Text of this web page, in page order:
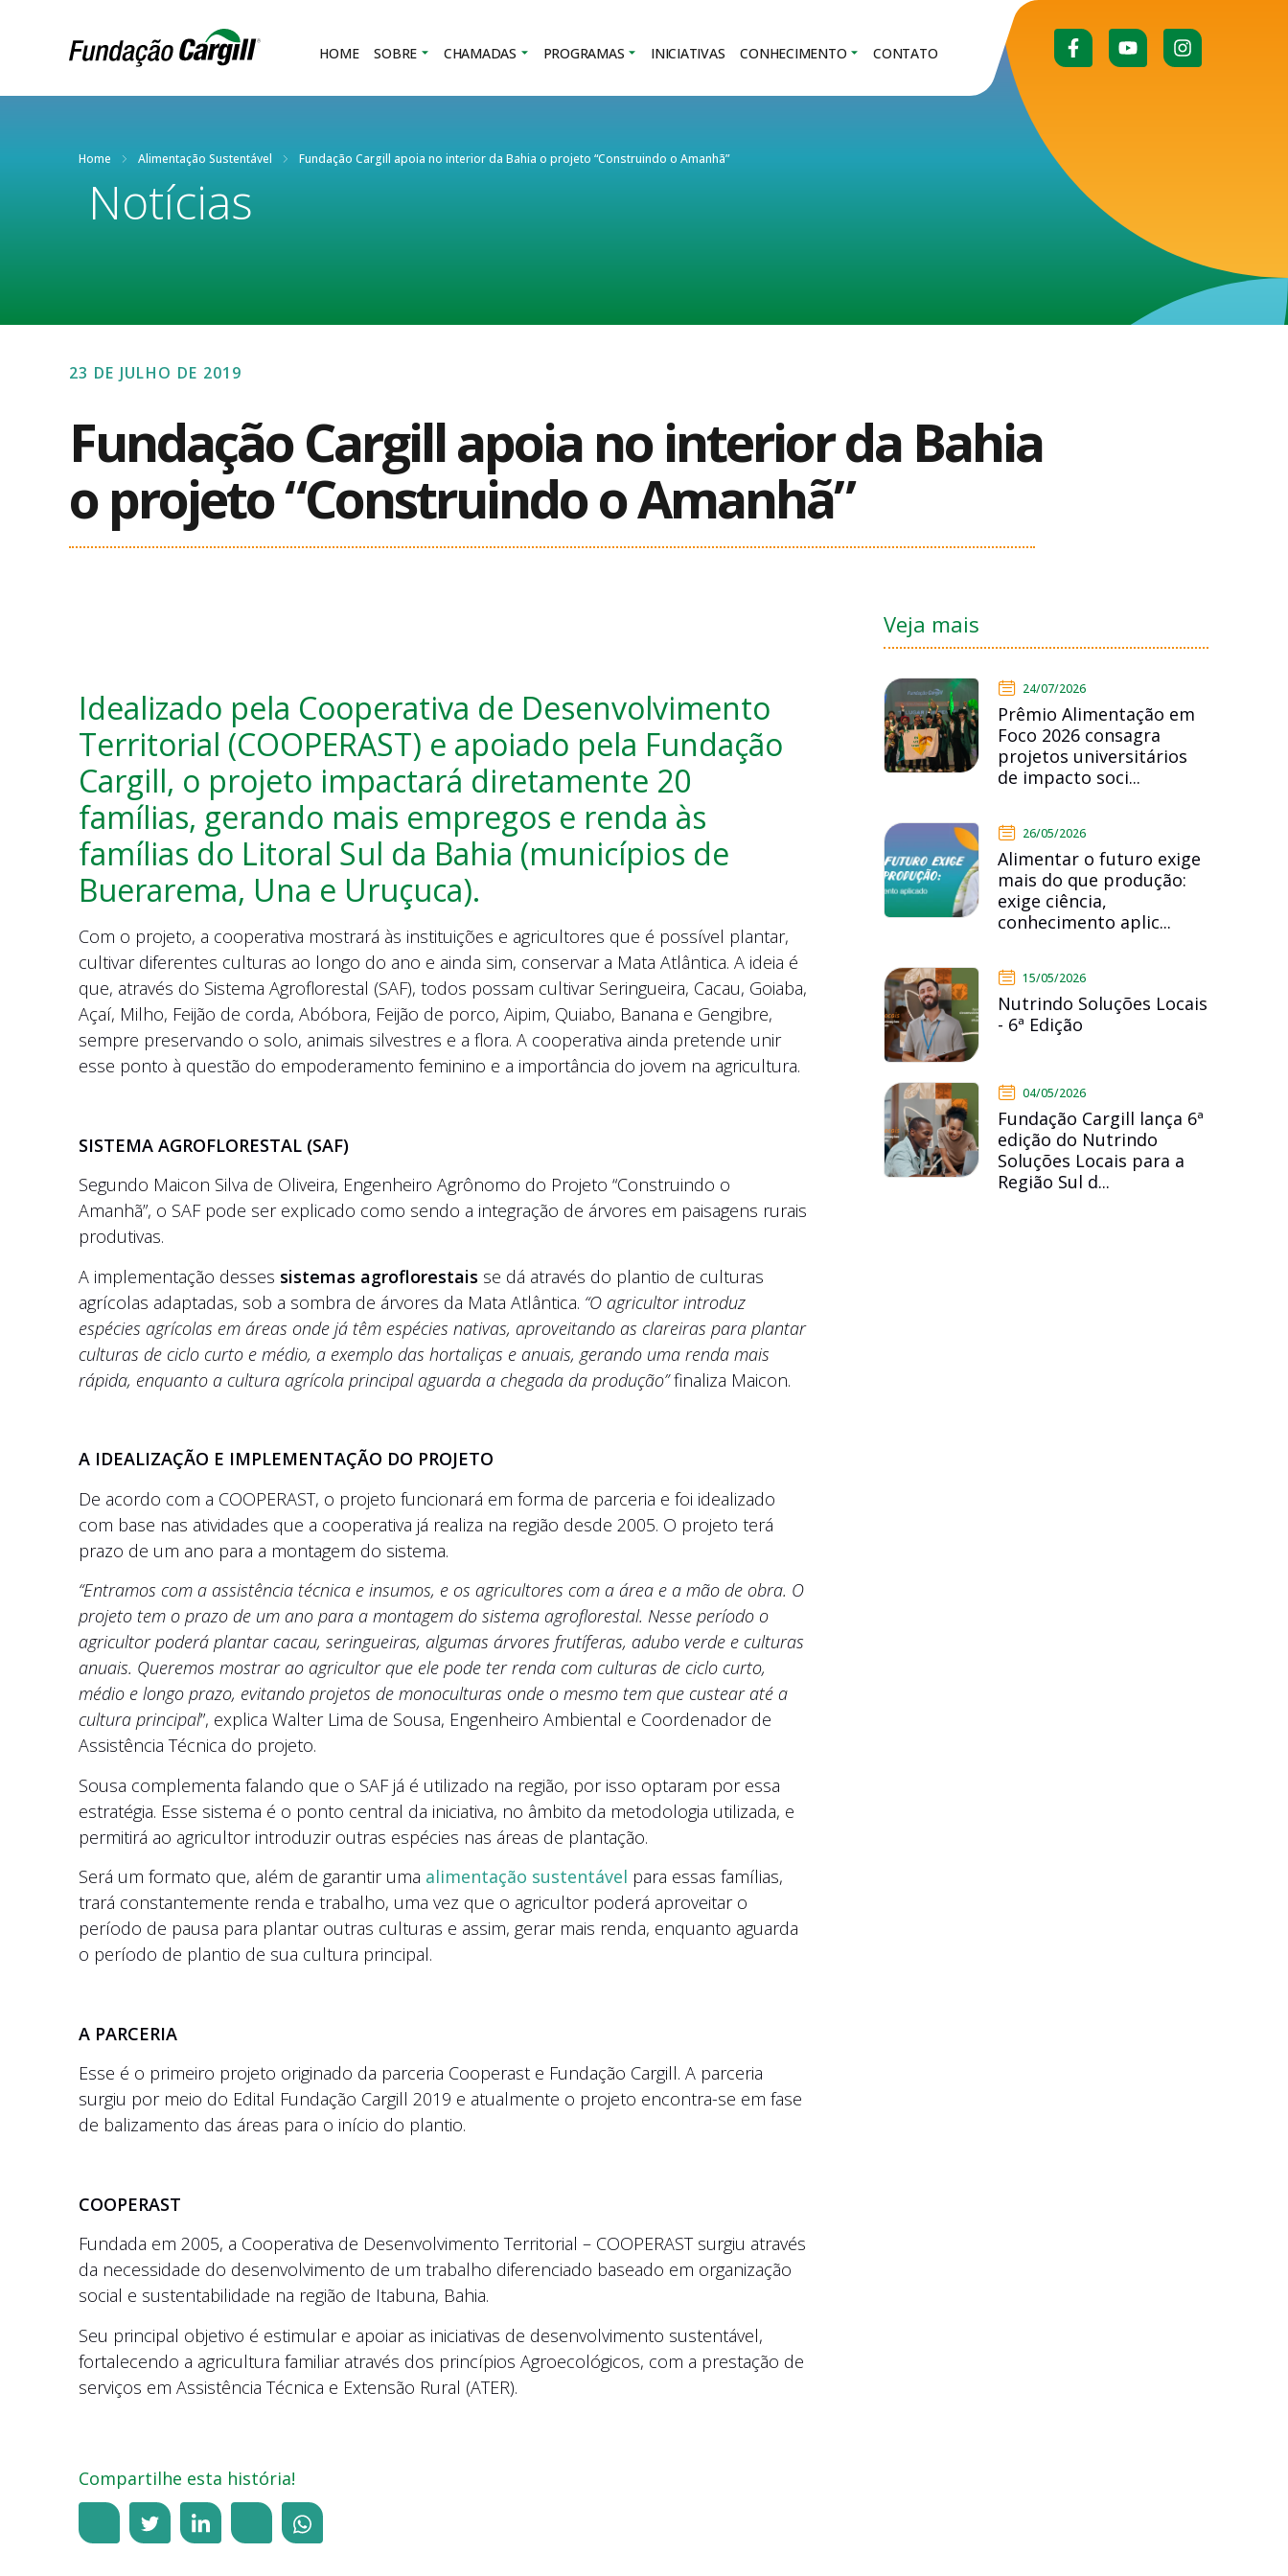
HOME SOBRE CHAMADAS PROGRAMAS INICIATIVAS CONHECIMENTO CONTATO
Home Alimentação Sustentável Fundação Cargill apoia no interior da Bahia o projeto “Construindo o Amanhã”
Notícias
23 DE JULHO DE 2019
Fundação Cargill apoia no interior da Bahia
o projeto “Construindo o Amanhã”
Idealizado pela Cooperativa de Desenvolvimento
Territorial (COOPERAST) e apoiado pela Fundação
Cargill, o projeto impactará diretamente 20
famílias, gerando mais empregos e renda às
famílias do Litoral Sul da Bahia (municípios de
Buerarema, Una e Uruçuca).
Com o projeto, a cooperativa mostrará às instituições e agricultores que é possível plantar,
cultivar diferentes culturas ao longo do ano e ainda sim, conservar a Mata Atlântica. A ideia é
que, através do Sistema Agroflorestal (SAF), todos possam cultivar Seringueira, Cacau, Goiaba,
Açaí, Milho, Feijão de corda, Abóbora, Feijão de porco, Aipim, Quiabo, Banana e Gengibre,
sempre preservando o solo, animais silvestres e a flora. A cooperativa ainda pretende unir
esse ponto à questão do empoderamento feminino e a importância do jovem na agricultura.
SISTEMA AGROFLORESTAL (SAF)
Segundo Maicon Silva de Oliveira, Engenheiro Agrônomo do Projeto “Construindo o
Amanhã”, o SAF pode ser explicado como sendo a integração de árvores em paisagens rurais
produtivas.
A implementação desses sistemas agroflorestais se dá através do plantio de culturas
agrícolas adaptadas, sob a sombra de árvores da Mata Atlântica. “O agricultor introduz
espécies agrícolas em áreas onde já têm espécies nativas, aproveitando as clareiras para plantar
culturas de ciclo curto e médio, a exemplo das hortaliças e anuais, gerando uma renda mais
rápida, enquanto a cultura agrícola principal aguarda a chegada da produção”finaliza Maicon.
A IDEALIZAÇÃO E IMPLEMENTAÇÃO DO PROJETO
De acordo com a COOPERAST, o projeto funcionará em forma de parceria e foi idealizado
com base nas atividades que a cooperativa já realiza na região desde 2005. O projeto terá
prazo de um ano para a montagem do sistema.
“Entramos com a assistência técnica e insumos, e os agricultores com a área e a mão de obra. O
projeto tem o prazo de um ano para a montagem do sistema agroflorestal. Nesse período o
agricultor poderá plantar cacau, seringueiras, algumas árvores frutíferas, adubo verde e culturas
anuais. Queremos mostrar ao agricultor que ele pode ter renda com culturas de ciclo curto,
médio e longo prazo, evitando projetos de monoculturas onde o mesmo tem que custear até a
cultura principal”, explica Walter Lima de Sousa, Engenheiro Ambiental e Coordenador de
Assistência Técnica do projeto.
Sousa complementa falando que o SAF já é utilizado na região, por isso optaram por essa
estratégia. Esse sistema é o ponto central da iniciativa, no âmbito da metodologia utilizada, e
permitirá ao agricultor introduzir outras espécies nas áreas de plantação.
Será um formato que, além de garantir uma alimentação sustentável para essas famílias,
trará constantemente renda e trabalho, uma vez que o agricultor poderá aproveitar o
período de pausa para plantar outras culturas e assim, gerar mais renda, enquanto aguarda
o período de plantio de sua cultura principal.
A PARCERIA
Esse é o primeiro projeto originado da parceria Cooperast e Fundação Cargill. A parceria
surgiu por meio do Edital Fundação Cargill 2019 e atualmente o projeto encontra-se em fase
de balizamento das áreas para o início do plantio.
COOPERAST
Fundada em 2005, a Cooperativa de Desenvolvimento Territorial – COOPERAST surgiu através
da necessidade do desenvolvimento de um trabalho diferenciado baseado em organização
social e sustentabilidade na região de Itabuna, Bahia.
Seu principal objetivo é estimular e apoiar as iniciativas de desenvolvimento sustentável,
fortalecendo a agricultura familiar através dos princípios Agroecológicos, com a prestação de
serviços em Assistência Técnica e Extensão Rural (ATER).
Compartilhe esta história!
Veja mais
24/07/2026
Prêmio Alimentação em
Foco 2026 consagra
projetos universitários
de impacto soci...
26/05/2026
Alimentar o futuro exige
mais do que produção:
exige ciência,
conhecimento aplic...
15/05/2026
Nutrindo Soluções Locais
- 6ª Edição
04/05/2026
Fundação Cargill lança 6ª
edição do Nutrindo
Soluções Locais para a
Região Sul d...